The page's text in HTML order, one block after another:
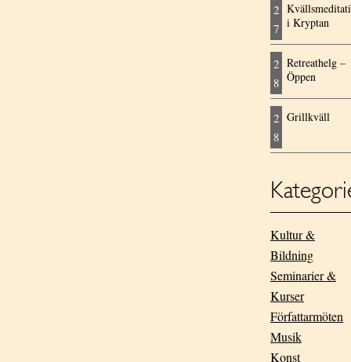
2
7 i Kryptan
2
8
Retreathelg –
Öppen
2
8
Grillkväll
Kultur &
Bildning
Seminarier &
Kurser
Författarmöten
Musik
Konst